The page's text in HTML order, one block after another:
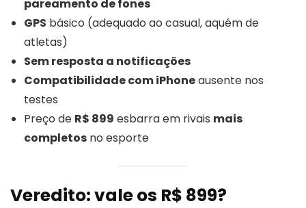
pareamento de fones
GPS básico (adequado ao casual, aquém de
atletas)
Sem resposta a notificações
Compatibilidade com iPhoneausente nos
testes
Preço de R$ 899 esbarra em rivais mais
completos no esporte
Veredito: vale os R$ 899?